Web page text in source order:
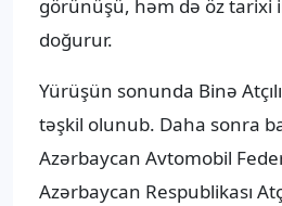
görünüşü, həm də öz tarixi
doğurur.
Yürüşün sonunda Binə
təşkil olunub. Daha sonra
Azərbaycan Avtomobil
Azərbaycan Respublikası